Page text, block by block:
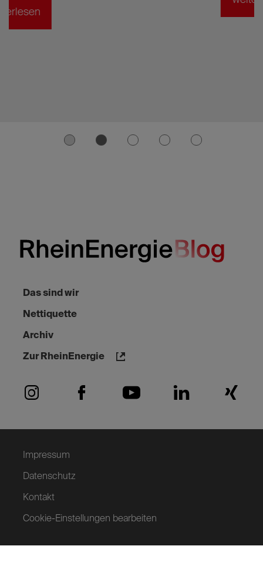
Das sind wir
Nettiquette
Archiv
Zur RheinEnergie
Impressum
Datenschutz
Kontakt
Cookie-Einstellungen bearbeiten